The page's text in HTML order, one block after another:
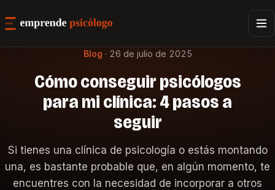
Blog · 26 de julio de 2025
Cómo conseguir psicólogos
para mi clínica: 4 pasos a
seguir
Si tienes una clínica de psicología o estás montando
una, es bastante probable que, en algún momento, te
encuentres con la necesidad de incorporar a otros